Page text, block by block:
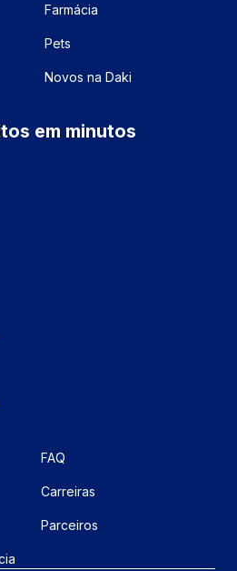
Farmácia
Pets
Novos na Daki
em minutos
FAQ
Carreiras
Parceiros